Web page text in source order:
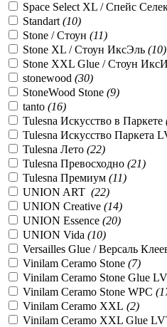
Space Select XL / Спейс
Standart (10)
Stone / Стоун (11)
Stone XL / Стоун ИксЭль (10)
Stone XXL Glue / Стоун
stonewood (30)
StoneWood Stone (9)
tanto (16)
Tulesna Искусство в Паркете
Tulesna Искусство Паркета
Tulesna Лето (22)
Tulesna Превосходно (21)
Tulesna Премиум (11)
UNION ART (22)
UNION Creative (14)
UNION Essence (20)
UNION Vida (10)
Versailles Glue / Версаль
Vinilam Ceramo Stone (7)
Vinilam Ceramo Stone Glue
Vinilam Ceramo Stone WPC (
Vinilam Ceramo XXL (2)
Vinilam Ceramo XXL Glue